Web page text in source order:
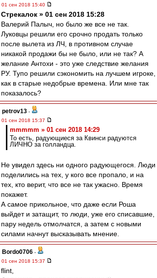
01 сен 2018 15:40
Стрекалок » 01 сен 2018 15:28
Валерий Палыч, но было же все не так.
Луковцы решили его срочно продать только
после вылета из ЛЧ, в противном случае
никакой продажи бы не было, или не так? А
желание Антохи - это уже следствие желания
РУ. Тупо решили сэкономить на лучшем игроке,
как в старые недобрые времена. Или мне так
показалось?
petrov13 -
01 сен 2018 15:37
mmmmm » 01 сен 2018 14:29
То есть, радующиеся за Квинси радуются
ЛИЧНО за голландца.
Не увидел здесь ни одного радующегося. Люди
поделились на тех, у кого все пропало, и на
тех, кто верит, что все не так ужасно. Время
покажет.
А самое прикольное, что даже если Роша
выйдет и затащит, то люди, уже его списавшие,
пару недель отмолчатся, а затем с новыми
силами начнут высказывать мнение.
Bordo0706 -
01 сен 2018 15:37
flint,